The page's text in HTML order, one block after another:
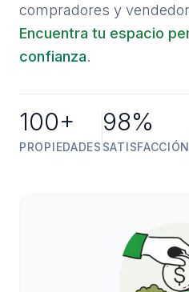
compradores y
Encuentra tu espacio
confianza.
100+
PROPIEDADES
98%
SATISFACCIÓN